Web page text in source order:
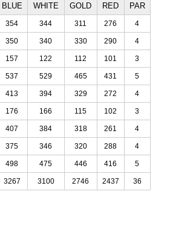
BLUE WHITE GOLD RED PAR
354 344 311 276 4
350 340 330 290 4
157 122 112 101 3
537 529 465 431 5
413 394 329 272 4
176 166 115 102 3
407 384 318 261 4
375 346 320 288 4
498 475 446 416 5
3267 3100 2746 2437 36